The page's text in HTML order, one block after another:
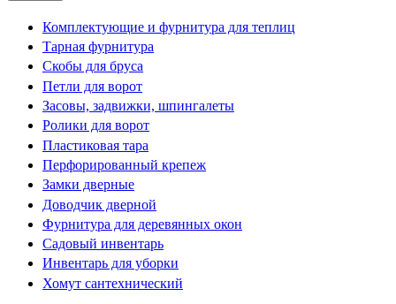
Комплектующие и фурнитура для теплиц
Тарная фурнитура
Скобы для бруса
Петли для ворот
Засовы, задвижки, шпингалеты
Ролики для ворот
Пластиковая тара
Перфорированный крепеж
Замки дверные
Доводчик дверной
Фурнитура для деревянных окон
Садовый инвентарь
Инвентарь для уборки
Хомут сантехнический